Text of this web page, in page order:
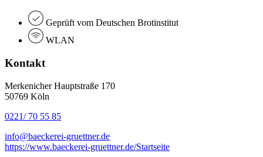
Geprüft vom Deutschen Brotinstitut
WLAN
Kontakt
Merkenicher Hauptstraße 170
50769 Köln
0221/ 70 55 85
info@baeckerei-gruettner.de
https://www.baeckerei-gruettner.de/Startseite